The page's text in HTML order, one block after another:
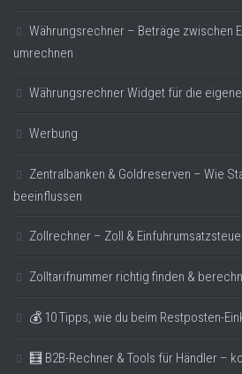
Währungsrechner – Beträge zwischen
umrechnen
Währungsrechner Widget für die
Werbung
Zentralbanken & Goldreserven – Wie
beeinflussen
Zollrechner – Zoll &
Zolltarifnummer richtig finden &
💰 10 Tipps, wie du beim Restposten-
🧮 B2B-Rechner & Tools für Händler –